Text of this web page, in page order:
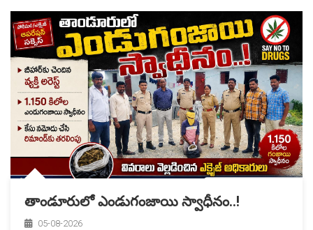
తాండూరులో ఎండుగంజాయి స్వాధీనం..!
05-08-2026